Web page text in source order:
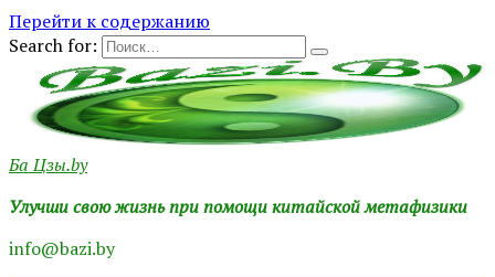
Перейти к содержанию
Search for:
Ба Цзы.by
Улучши свою жизнь при помощи китайской метафизики
info@bazi.by